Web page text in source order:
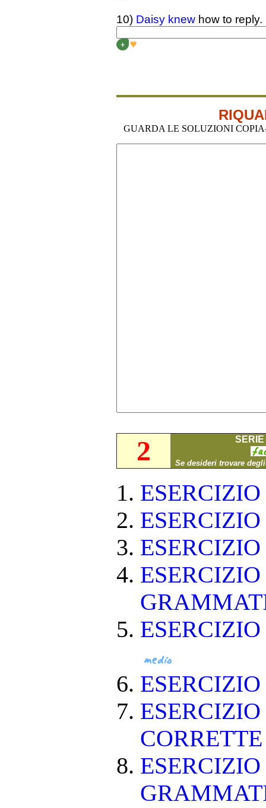
10) Daisy knew how to reply.
+
GUARDA LE SOLUZIONI
2 Se desideri trovare